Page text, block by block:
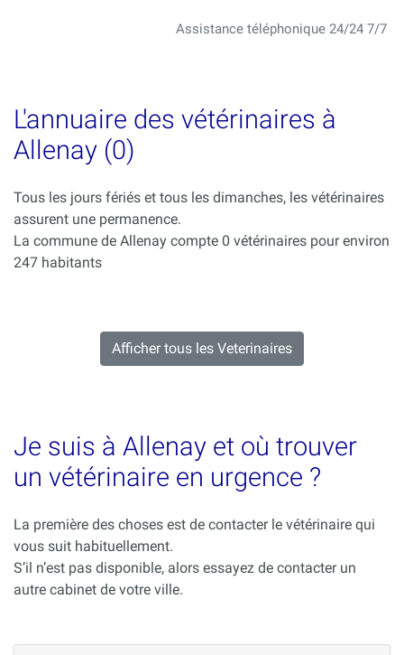
Assistance téléphonique 24/24 7/7
L'annuaire des vétérinaires à
Allenay (0)
Tous les jours fériés et tous les dimanches, les vétérinaires
assurent une permanence.
La commune de Allenay compte 0 vétérinaires pour environ
247 habitants
Afficher tous les Veterinaires
Je suis à Allenay et où trouver
un vétérinaire en urgence ?
La première des choses est de contacter le vétérinaire qui
vous suit habituellement.
S’il n’est pas disponible, alors essayez de contacter un
autre cabinet de votre ville.